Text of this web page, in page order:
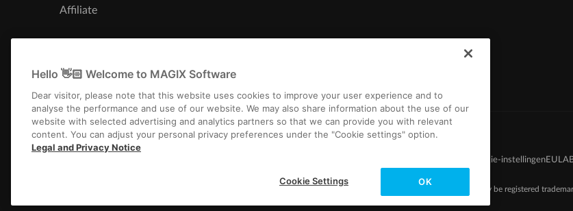
Affiliate
Cookie-instellingenEULA
Copyright © 2003-2026 MAGIX. The mentioned product names may be registered
Hello 👋🏻 Welcome to MAGIX Software
Dear visitor, please note that this website uses cookies to improve your user experience and to
analyse the performance and use of our website. We may also share information about the use of our
website with selected advertising and analytics partners so that we can provide you with relevant
content. You can adjust your personal privacy preferences under the "Cookie settings" option.
Legal and Privacy Notice
OK
Cookie Settings